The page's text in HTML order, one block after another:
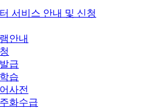
서비스 안내 및 신청
안내
급
습
사전
화수급